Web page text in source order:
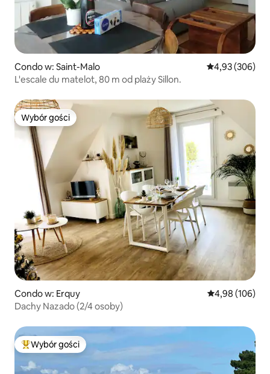
Condo w: Saint-Malo Średnia
4,93 (306)
L'escale du matelot, 80 m od plaży Sillon.
Wybór gości
Wybór gości
Condo w: Erquy Średnia
4,98 (106)
Dachy Nazado (2/4 osoby)
Najpopularniejsze z kategorii Wybór gości
Wybór gości